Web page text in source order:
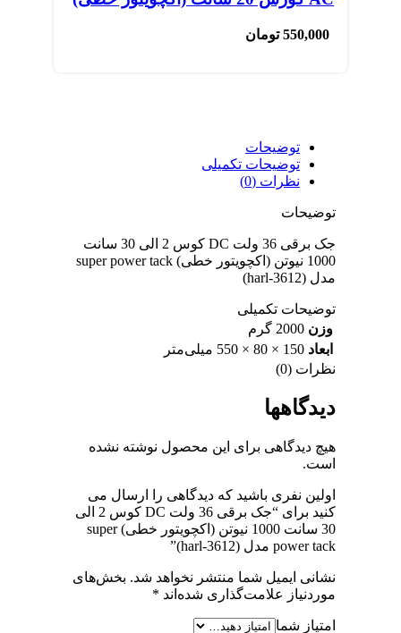
550,000 تومان
توضیحات
توضیحات تکمیلی
نظرات (0)
توضیحات
جک برقی 36 ولت DC کوس 2 الی 30 سانت
1000 نیوتن (اکچویتور خطی) super power tack
مدل (harl-3612)
توضیحات تکمیلی
وزن 2000 گرم
ابعاد 150 × 80 × 550 میلی‌متر
نظرات (0)
دیدگاهها
هیچ دیدگاهی برای این محصول نوشته نشده
است.
اولین نفری باشید که دیدگاهی را ارسال می
کنید برای “جک برقی 36 ولت DC کوس 2 الی
30 سانت 1000 نیوتن (اکچویتور خطی) super
power tack مدل (harl-3612)”
نشانی ایمیل شما منتشر نخواهد شد. بخش‌های
موردنیاز علامت‌گذاری شده‌اند *
امتیاز شما